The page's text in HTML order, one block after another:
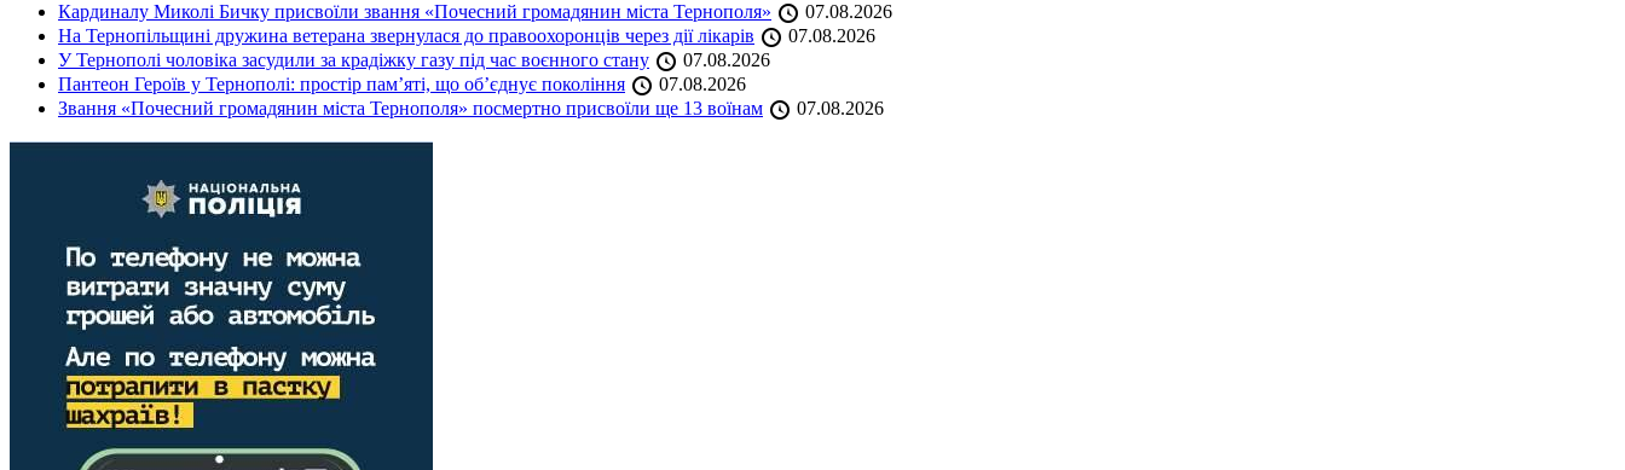
Кардиналу Миколі Бичку присвоїли звання «Почесний громадянин міста Тернополя»
07.08.2026
На Тернопільщині дружина ветерана звернулася до правоохоронців через дії лікарів
07.08.2026
У Тернополі чоловіка засудили за крадіжку газу під час воєнного стану
07.08.2026
Пантеон Героїв у Тернополі: простір пам’яті, що об’єднує покоління
07.08.2026
Звання «Почесний громадянин міста Тернополя» посмертно присвоїли ще 13 воїнам
07.08.2026